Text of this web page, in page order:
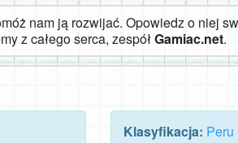
nam ją rozwijać. Opowiedz o niej
z całego serca, zespółGamiac.net.
Klasyfikacja: Peru